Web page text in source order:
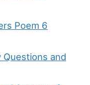
Poem 6
Questions and